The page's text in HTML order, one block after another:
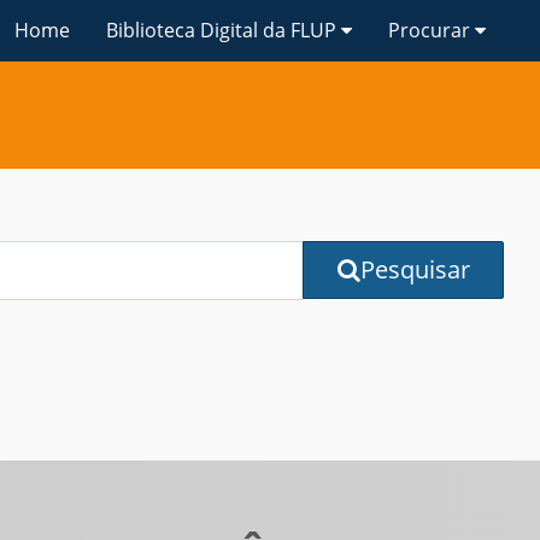
Home Biblioteca Digital da FLUP Procurar
Pesquisar